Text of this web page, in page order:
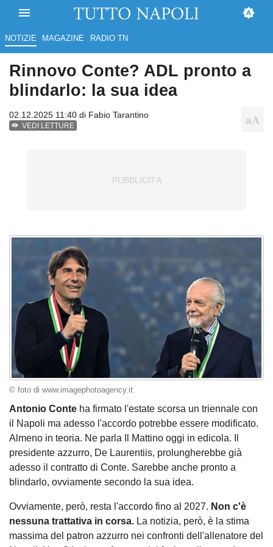
NOTIZIE MAGAZINE RADIO TN
Rinnovo Conte? ADL pronto a
blindarlo: la sua idea
02.12.2025 11:40 di Fabio Tarantino
VEDI LETTURE
© foto di www.imagephotoagency.it
Antonio Conte ha firmato l'estate scorsa un triennale con
il Napoli ma adesso l'accordo potrebbe essere modificato.
Almeno in teoria. Ne parla Il Mattino oggi in edicola. Il
presidente azzurro, De Laurentiis, prolungherebbe già
adesso il contratto di Conte. Sarebbe anche pronto a
blindarlo, ovviamente secondo la sua idea.
Ovviamente, però, resta l'accordo fino al 2027. Non c'è
nessuna trattativa in corsa. La notizia, però, è la stima
massima del patron azzurro nei confronti dell'allenatore del